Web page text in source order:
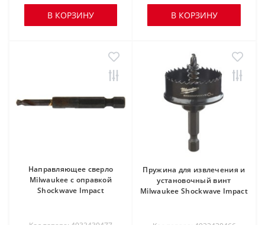
В КОРЗИНУ В КОРЗИНУ
Направляющее сверло
Milwaukee с оправкой
Shockwave Impact
Пружина для извлечения и
установочный винт
Milwaukee Shockwave Impact